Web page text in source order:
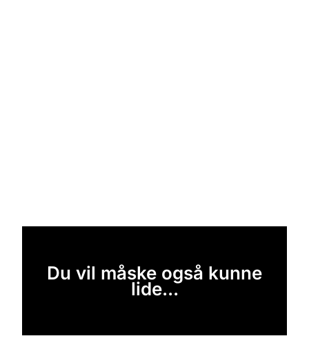
Du vil måske også kunne
lide...